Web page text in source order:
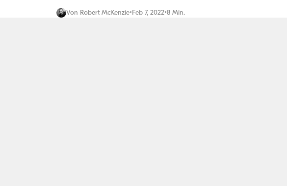
Von Robert McKenzie•Feb 7, 2022•8 Min.